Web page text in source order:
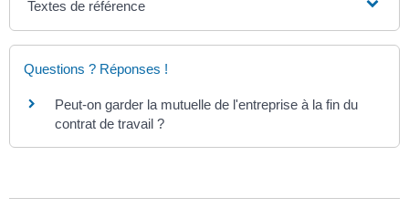
Textes de référence
Questions ? Réponses !
Peut-on garder la mutuelle de l'entreprise à la fin du
contrat de travail ?